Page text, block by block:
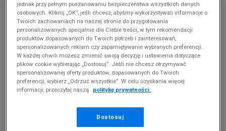
* Zdjęcie poglądowe
NIKE DUNK LOW SE GS M
Produkt pochodzi z końcówek aktualnych kolekcji, ubiegłych
sezonów lub z ekspozycji.Szczegóły.
249,99 zł
PRODUKT NIEDOSTĘPNY
jednak przy pełnym poszanowaniu bezpieczeństwa wszystkich danych
osobowych. Kliknij „OK”, jeśli chcesz, abyśmy wykorzystywali informacje o
Twoich zachowaniach na naszej stronie do przygotowania
personalizowanych specjalnie dla Ciebie treści, w tym rekomendacji
produktów dopasowanych do Twoich potrzeb i zainteresowań,
spersonalizowanych reklam czy zapamiętywanie wybranych preferencji.
W każdej chwili możesz zmienić swoją decyzję i ustawienia dotyczące
plików cookie wybierając „Dostosuj”. Jeśli nie chcesz otrzymywać
spersonalizowanej oferty produktów, dopasowanych do Twoich
preferencji, wybierz „Odrzuć wszystkie”. W celu uzyskania więcej
informacji, przeczytaj naszą
politykę prywatności.
Dostosuj